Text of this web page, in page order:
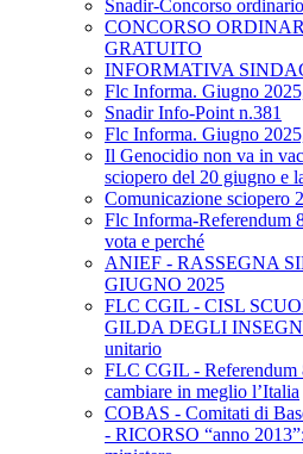
Snadir-Concorso
CONCORSO
GRATUITO
INFORMATIVA
Flc Informa. Giugno
Snadir Info-Point n.381
Flc Informa. Giugno
Il Genocidio non va in
sciopero del 20 giugno e
Comunicazione sciopero
Flc Informa-Referendum
vota e perché
ANIEF - RASSEGNA
GIUGNO 2025
FLC CGIL - CISL
GILDA DEGLI
unitario
FLC CGIL - Referendum
cambiare in meglio l’Italia
COBAS - Comitati di
- RICORSO “anno